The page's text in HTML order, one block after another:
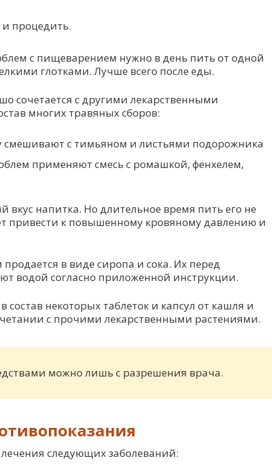
и процедить.
с пищеварением нужно в день пить от одной
глотками. Лучше всего после еды.
сочетается с другими лекарственными
многих травяных сборов:
смешивают с тимьяном и листьями подорожника
применяют смесь с ромашкой, фенхелем,
вкус напитка. Но длительное время пить его не
привести к повышенному кровяному давлению и
продается в виде сиропа и сока. Их перед
водой согласно приложенной инструкции.
состав некоторых таблеток и капсул от кашля и
с прочими лекарственными растениями.
можно лишь с разрешения врача.
следующих заболеваний: